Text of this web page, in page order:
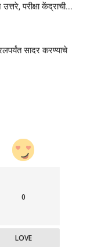
उत्तरे, परीक्षा केंद्राची...
सादर करण्याचे
0
LOVE